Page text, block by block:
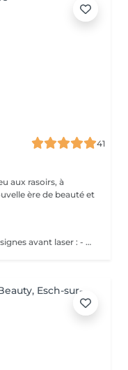
41
ère de beauté et
Nous souhaitons vous rappeler les consignes avant laser : - Eviter le soleil, les bancs UV et l'autobronzant 2 semaines avant votre séance - Ne plus vous épiler 4 semaines avant votre 1ère séance de laser et pendant toute la durée du protocole - Raser la zone que vous souhaitez traiter entre 24 et 48h avant votre séance. Avertissement concernant les RDV non honorés : merci de bien vouloir nous prévenir par mail 24h à l'avance en cas d'impossibilité de vous rendre à votre RDV svp. Nous vous rappelons que la première consultation est gratuite et obligatoire avant de commencer tout traitement au laser.